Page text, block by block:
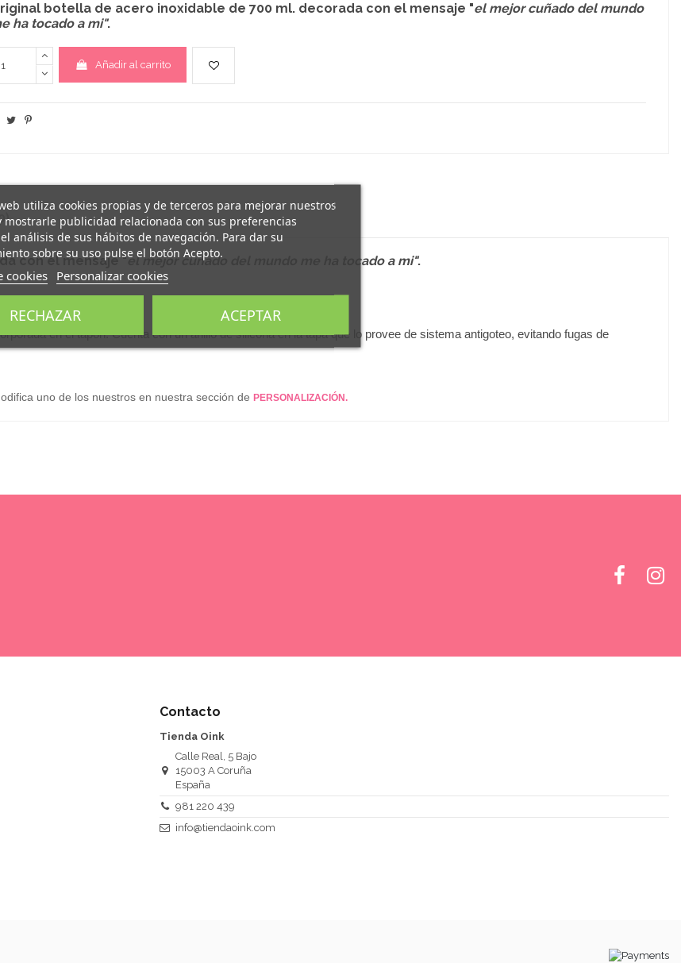
botella de acero inoxidable de 700 ml. decorada con el mensaje "el mejor cuñado del mundo
ha tocado a mi".
Añadir al carrito
con el mensaje "el mejor cuñado del mundo me ha tocado a mi".
en el tapón. Cuenta con un anillo de silicona en la tapa que lo provee de sistema antigoteo, evitando fugas de
uno de los nuestros en nuestra sección de PERSONALIZACIÓN.
Contacto
Tienda Oink
Calle Real, 5 Bajo
15003 A Coruña
España
981 220 439
info@tiendaoink.com
utiliza cookies propias y de terceros para mejorar nuestros
mostrarle publicidad relacionada con sus preferencias
análisis de sus hábitos de navegación. Para dar su
sobre su uso pulse el botón Acepto.
cookies Personalizar cookies
RECHAZAR ACEPTAR